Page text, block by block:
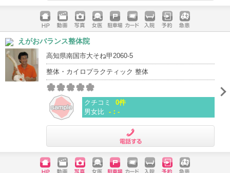
ホームペ
ージ
動画 写真 女医 駐車場
クレジッ
入院 予約 急患
えがおバランス整体院
高知県南国市大そね甲2060-5
整体・カイロプラクティック 整体
クチコミ
0件
男女比 -：-